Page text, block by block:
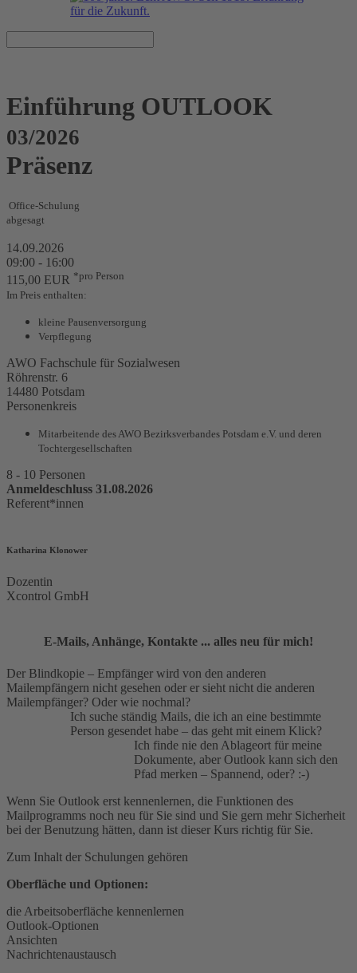
Einführung OUTLOOK
03/2026
Präsenz
Office-Schulung
abgesagt
14.09.2026
09:00 - 16:00
115,00 EUR *pro Person
Im Preis enthalten:
kleine Pausenversorgung
Verpflegung
AWO Fachschule für Sozialwesen
Röhrenstr. 6
14480 Potsdam
Personenkreis
Mitarbeitende des AWO Bezirksverbandes Potsdam e.V. und deren
Tochtergesellschaften
8 - 10 Personen
Anmeldeschluss 31.08.2026
Referent*innen
Katharina Klonower
Dozentin
Xcontrol GmbH
E-Mails,Anhänge, Kontakte ... alles neu für mich!
Der Blindkopie – Empfänger wird von den anderen
Mailempfängern nicht gesehen oder er sieht nicht die anderen
Mailempfänger? Oder wie nochmal?
Ich suche ständig Mails, die ich an eine bestimmte
Person gesendet habe – das geht mit einem Klick?
Ich finde nie den Ablageort für meine
Dokumente, aber Outlook kann sich den
Pfad merken – Spannend, oder? :-)
Wenn Sie Outlook erst kennenlernen, die Funktionen des
Mailprogramms noch neu für Sie sind und Sie gern mehr Sicherheit
bei der Benutzung hätten, dann ist dieser Kurs richtig für Sie.
Zum Inhalt der Schulungen gehören
Oberfläche und Optionen:
die Arbeitsoberfläche kennenlernen
Outlook-Optionen
Ansichten
Nachrichtenaustausch